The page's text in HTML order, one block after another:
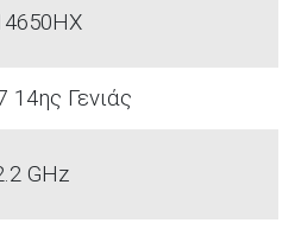
14ης Γενιάς
GHz